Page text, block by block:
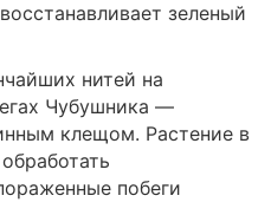
зеленый
нитей на
Чубушника —
клещом. Растение в
побеги